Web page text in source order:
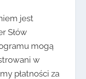
jest
Słów
mogą
w
płatności za